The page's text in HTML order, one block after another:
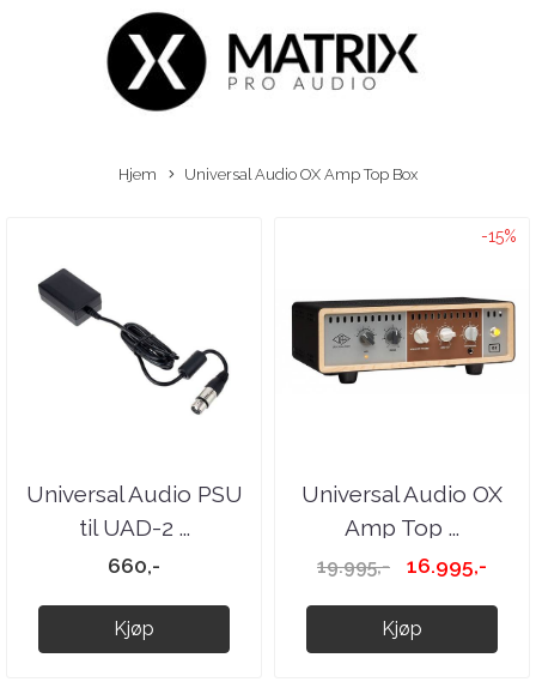
Hjem Universal Audio OX Amp Top Box
Universal Audio PSU
til UAD-2 ...
660,-
Kjøp
-15%
Universal Audio OX
Amp Top ...
19.995,- 16.995,-
Kjøp